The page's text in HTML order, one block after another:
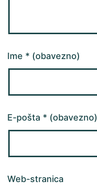
Ime * (obavezno)
E-pošta * (obavezno)
Web-stranica